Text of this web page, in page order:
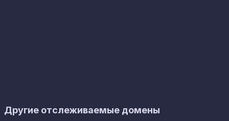
Другие отслеживаемые домены